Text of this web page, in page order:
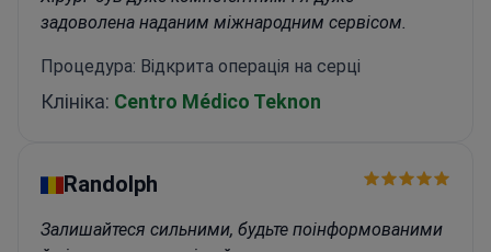
задоволена наданим міжнародним сервісом.
Процедура: Відкрита операція на серці
Клініка: Centro Médico Teknon
Randolph
Залишайтеся сильними, будьте поінформованими